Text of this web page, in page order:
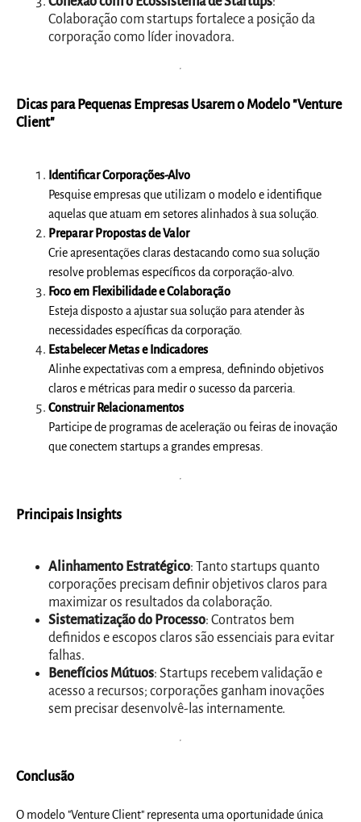
Colaboração com startups fortalece a posição da
corporação como líder inovadora.
Dicas para Pequenas Empresas Usarem o Modelo "Venture
Client"
Identificar Corporações-Alvo
Pesquise empresas que utilizam o modelo e identifique
aquelas que atuam em setores alinhados à sua solução.
Preparar Propostas de Valor
Crie apresentações claras destacando como sua solução
resolve problemas específicos da corporação-alvo.
Foco em Flexibilidade e Colaboração
Esteja disposto a ajustar sua solução para atender às
necessidades específicas da corporação.
Estabelecer Metas e Indicadores
Alinhe expectativas com a empresa, definindo objetivos
claros e métricas para medir o sucesso da parceria.
Construir Relacionamentos
Participe de programas de aceleração ou feiras de inovação
que conectem startups a grandes empresas.
Principais Insights
Alinhamento Estratégico: Tanto startups quanto
corporações precisam definir objetivos claros para
maximizar os resultados da colaboração.
Sistematização do Processo: Contratos bem
definidos e escopos claros são essenciais para evitar
falhas.
Benefícios Mútuos: Startups recebem validação e
acesso a recursos; corporações ganham inovações
sem precisar desenvolvê-las internamente.
Conclusão
O modelo "Venture Client" representa uma oportunidade única